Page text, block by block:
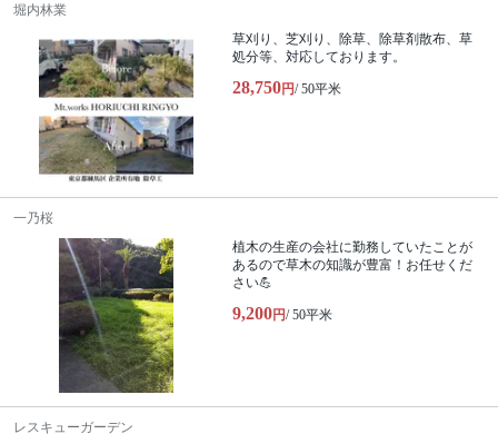
堀内林業
草刈り、芝刈り、除草、除草剤散布、草
処分等、対応しております。
28,750円/ 50平米
一乃桜
植木の生産の会社に勤務していたことが
あるので草木の知識が豊富！お任せくだ
さい💪
9,200円/ 50平米
レスキューガーデン